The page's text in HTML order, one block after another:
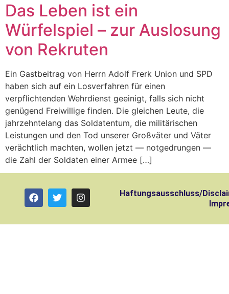
Das Leben ist ein
Würfelspiel – zur Auslosung
von Rekruten
Ein Gastbeitrag von Herrn Adolf Frerk Union und SPD
haben sich auf ein Losverfahren für einen
verpflichtenden Wehrdienst geeinigt, falls sich nicht
genügend Freiwillige finden. Die gleichen Leute, die
jahrzehntelang das Soldatentum, die militärischen
Leistungen und den Tod unserer Großväter und Väter
verächtlich machten, wollen jetzt — notgedrungen —
die Zahl der Soldaten einer Armee […]
Haftungsausschluss/